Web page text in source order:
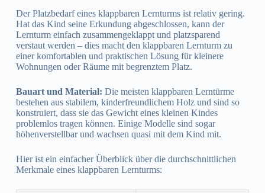
Der Platzbedarf eines klappbaren Lernturms ist relativ gering.
Hat das Kind seine Erkundung abgeschlossen, kann der
Lernturm einfach zusammengeklappt und platzsparend
verstaut werden – dies macht den klappbaren Lernturm zu
einer komfortablen und praktischen Lösung für kleinere
Wohnungen oder Räume mit begrenztem Platz.
Bauart und Material: Die meisten klappbaren Lerntürme
bestehen aus stabilem, kinderfreundlichem Holz und sind so
konstruiert, dass sie das Gewicht eines kleinen Kindes
problemlos tragen können. Einige Modelle sind sogar
höhenverstellbar und wachsen quasi mit dem Kind mit.
Hier ist ein einfacher Überblick über die durchschnittlichen
Merkmale eines klappbaren Lernturms: